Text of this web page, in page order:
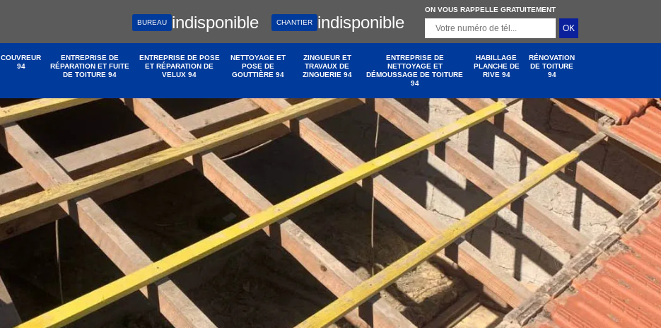
BUREAU indisponible CHANTIER indisponible
ON VOUS RAPPELLE GRATUITEMENT
COUVREUR
94
ENTREPRISE DE
RÉPARATION ET FUITE
DE TOITURE 94
ENTREPRISE DE POSE
ET RÉPARATION DE
VELUX 94
NETTOYAGE ET
POSE DE
GOUTTIÈRE 94
ZINGUEUR ET
TRAVAUX DE
ZINGUERIE 94
ENTREPRISE DE
NETTOYAGE ET
DÉMOUSSAGE DE TOITURE
94
HABILLAGE
PLANCHE DE
RIVE 94
RÉNOVATION
DE TOITURE
94